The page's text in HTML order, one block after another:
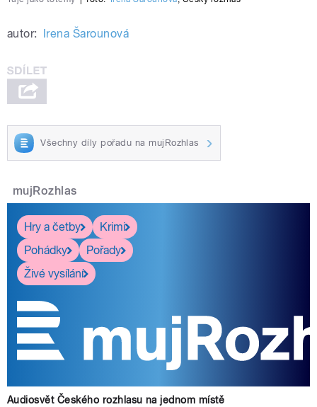
autor: Irena Šarounová
Všechny díly pořadu na mujRozhlas
mujRozhlas
Hry a četby
Krimi
Pohádky
Pořady
Živé vysílání
Audiosvět Českého rozhlasu na jednom místě